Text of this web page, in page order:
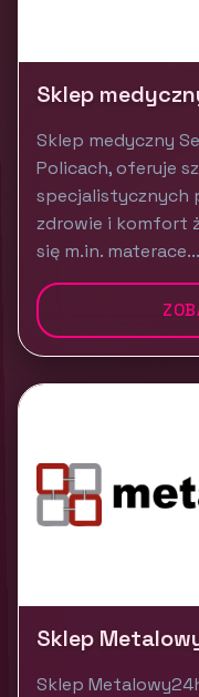
Sklep
Sklep medyczny
Policach, oferuje
specjalistycznych
zdrowie i komfort
się m.in. materace...
Sklep
Sklep